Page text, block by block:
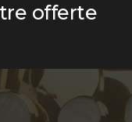
offerte